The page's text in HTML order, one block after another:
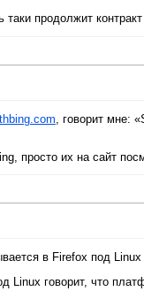
таки продолжит
, говорит мне:
просто их на сайт
в Firefox под Linux
Linux говорит, что